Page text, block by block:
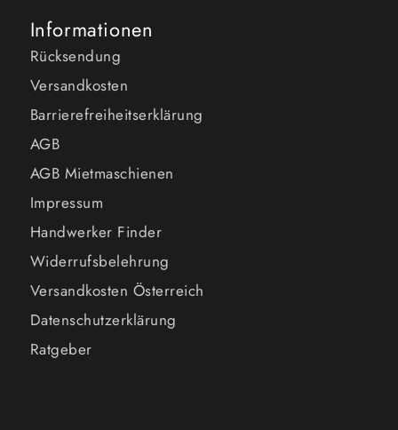
Informationen
Rücksendung
Versandkosten
Barrierefreiheitserklärung
AGB
AGB Mietmaschienen
Impressum
Handwerker Finder
Widerrufsbelehrung
Versandkosten Österreich
Datenschutzerklärung
Ratgeber